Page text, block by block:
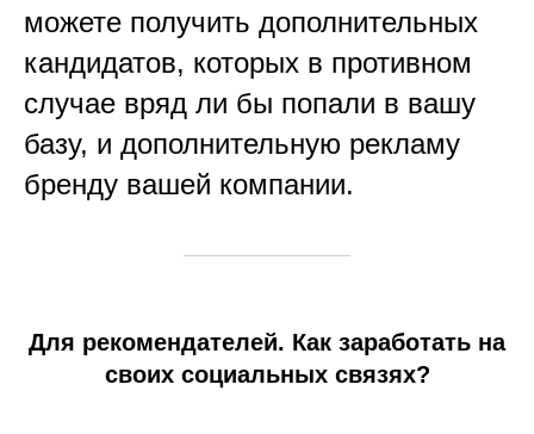
можете получить дополнительных
кандидатов, которых в противном
случае вряд ли бы попали в вашу
базу, и дополнительную рекламу
бренду вашей компании.
Для рекомендателей. Как заработать на
своих социальных связях?